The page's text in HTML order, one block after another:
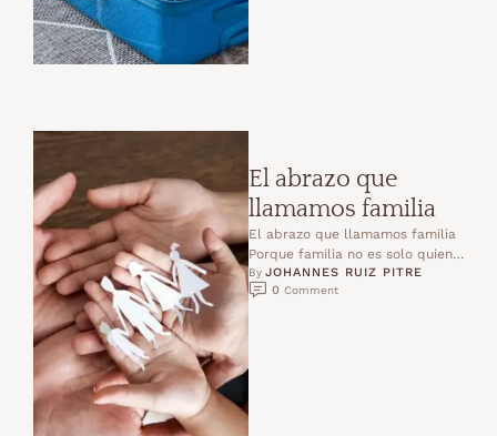
El abrazo que
llamamos familia
El abrazo que llamamos familia
Porque familia no es solo quien
comparte tu sangre, sino quien
te arropa …
By JOHANNES RUIZ PITRE
0 Comment